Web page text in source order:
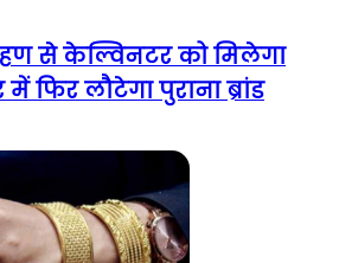
से केल्विनटर को मिलेगा
फिर लौटेगा पुराना ब्रांड